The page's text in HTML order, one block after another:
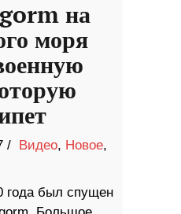
на
моря
/ Видео, Новое,
года был спущен